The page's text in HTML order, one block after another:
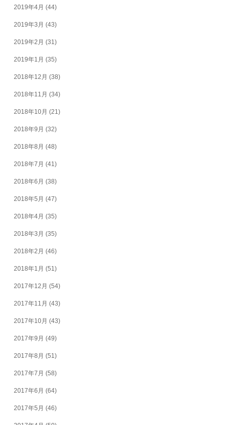
2019年4月 (44)
2019年3月 (43)
2019年2月 (31)
2019年1月 (35)
2018年12月 (38)
2018年11月 (34)
2018年10月 (21)
2018年9月 (32)
2018年8月 (48)
2018年7月 (41)
2018年6月 (38)
2018年5月 (47)
2018年4月 (35)
2018年3月 (35)
2018年2月 (46)
2018年1月 (51)
2017年12月 (54)
2017年11月 (43)
2017年10月 (43)
2017年9月 (49)
2017年8月 (51)
2017年7月 (58)
2017年6月 (64)
2017年5月 (46)